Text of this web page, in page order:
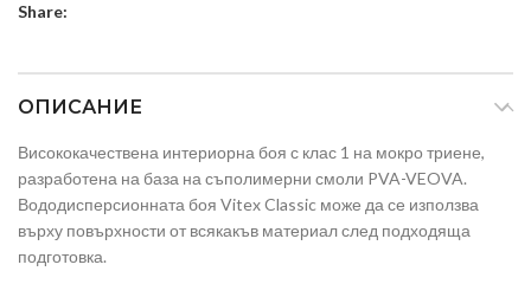
Share:
ОПИСАНИЕ
Висококачествена интериорна боя с клас 1 на мокро триене,
разработена на база на съполимерни смоли PVA-VEOVA.
Вододисперсионната боя Vitex Classic може да се използва
върху повърхности от всякакъв материал след подходяща
подготовка.